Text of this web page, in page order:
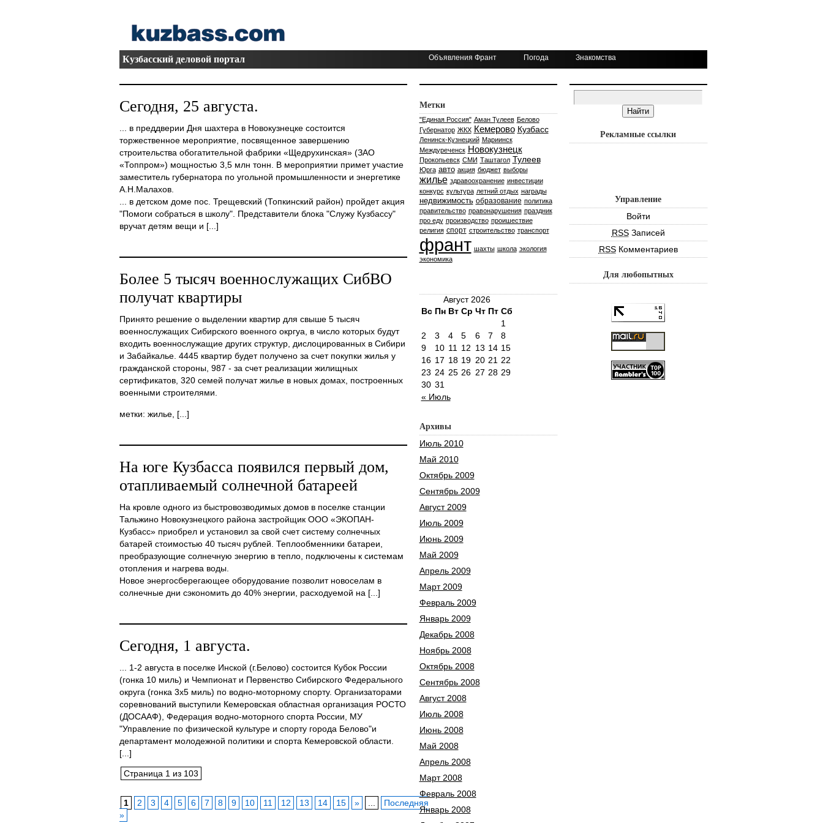
Кузбасский деловой портал Объявления Франт Погода Знакомства
Сегодня, 25 августа.
... в преддверии Дня шахтера в Новокузнецке состоится
торжественное мероприятие, посвященное завершению
строительства обогатительной фабрики «Щедрухинская» (ЗАО
«Топпром») мощностью 3,5 млн тонн. В мероприятии примет участие
заместитель губернатора по угольной промышленности и энергетике
А.Н.Малахов.
... в детском доме пос. Трещевский (Топкинский район) пройдет акция
"Помоги собраться в школу". Представители блока "Служу Кузбассу"
вручат детям вещи и [...]
Более 5 тысяч военнослужащих СибВО
получат квартиры
Принято решение о выделении квартир для свыше 5 тысяч
военнослужащих Сибирского военного окргуа, в число которых будут
входить военнослужащие других структур, дислоцированных в Сибири
и Забайкалье. 4445 квартир будет получено за счет покупки жилья у
гражданской стороны, 987 - за счет реализации жилищных
сертификатов, 320 семей получат жилье в новых домах, построенных
военными строителями.
метки: жилье, [...]
На юге Кузбасса появился первый дом,
отапливаемый солнечной батареей
На кровле одного из быстровозводимых домов в поселке станции
Тальжино Новокузнецкого района застройщик ООО «ЭКОПАН-
Кузбасс» приобрел и установил за свой счет систему солнечных
батарей стоимостью 40 тысяч рублей. Теплообменники батареи,
преобразующие солнечную энергию в тепло, подключены к системам
отопления и нагрева воды.
Новое энергосберегающее оборудование позволит новоселам в
солнечные дни сэкономить до 40% энергии, расходуемой на [...]
Сегодня, 1 августа.
... 1-2 августа в поселке Инской (г.Белово) состоится Кубок России
(гонка 10 миль) и Чемпионат и Первенство Сибирского Федерального
округа (гонка 3х5 миль) по водно-моторному спорту. Организаторами
соревнований выступили Кемеровская областная организация РОСТО
(ДОСААФ), Федерация водно-моторного спорта России, МУ
"Управление по физической культуре и спорту города Белово"и
департамент молодежной политики и спорта Кемеровской области.
[...]
Страница 1 из 103
1 2 3 4 5 6 7 8 9 10 11 12 13 14 15 »
Последняя
»
Метки
"Единая Россия" Аман Тулеев Белово
Губернатор ЖКХ Кемерово Кузбасс
Ленинск-Кузнецкий Мариинск
Междуреченск Новокузнецк
Прокопьевск СМИ Таштагол Тулеев
Юрга авто акция бюджет выборы
жилье здравоохранение инвестиции
конкурс культура летний отдых награды
недвижимость образование политика
правительство правонарушения праздник
про еду производство проишествие
религия спорт строительство транспорт
франт шахты школа экология
экономика
Август 2026
Вс Пн Вт Ср Чт Пт Сб
« Июль
1
2
3 4 5 6 7
8
9
10 11 12 13 14 15
16 17 18 19 20 21 22
23 24 25 26 27 28 29
30 31
Архивы
Июль 2010
Май 2010
Октябрь 2009
Сентябрь 2009
Август 2009
Июль 2009
Июнь 2009
Май 2009
Апрель 2009
Март 2009
Февраль 2009
Январь 2009
Декабрь 2008
Ноябрь 2008
Октябрь 2008
Сентябрь 2008
Август 2008
Июль 2008
Июнь 2008
Май 2008
Апрель 2008
Март 2008
Февраль 2008
Январь 2008
Рекламные ссылки
Управление
Войти
RSSЗаписей
RSSКомментариев
Для любопытных